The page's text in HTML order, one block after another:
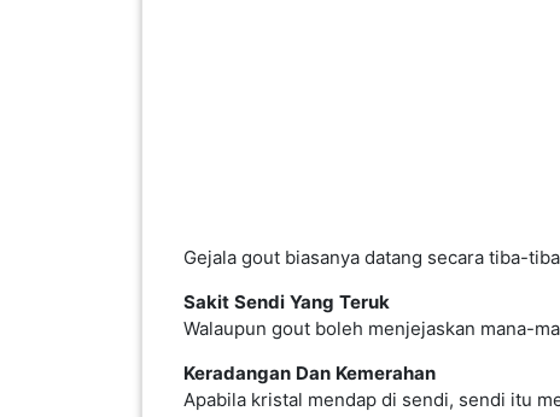
Gejala gout biasanya datang secara tiba-
Sakit Sendi Yang Teruk
Walaupun gout boleh menjejaskan mana-
Keradangan Dan Kemerahan
Apabila kristal mendap di sendi, sendi itu